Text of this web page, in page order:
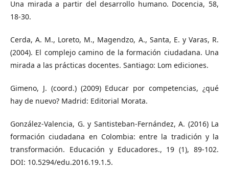
Una mirada a partir del desarrollo humano. Docencia, 58,
18-30.
Cerda, A. M., Loreto, M., Magendzo, A., Santa, E. y Varas, R.
(2004). El complejo camino de la formación ciudadana. Una
mirada a las prácticas docentes. Santiago: Lom ediciones.
Gimeno, J. (coord.) (2009) Educar por competencias, ¿qué
hay de nuevo? Madrid: Editorial Morata.
González-Valencia, G. y Santisteban-Fernández, A. (2016) La
formación ciudadana en Colombia: entre la tradición y la
transformación. Educación y Educadores., 19 (1), 89-102.
DOI: 10.5294/edu.2016.19.1.5.